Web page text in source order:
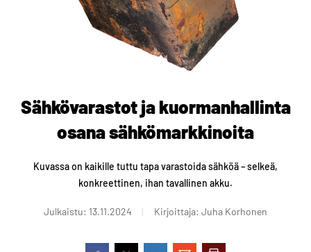
Sähkövarastot ja kuormanhallinta
osana sähkömarkkinoita
Kuvassa on kaikille tuttu tapa varastoida sähköä – selkeä,
konkreettinen, ihan tavallinen akku.
Julkaistu: 13.11.2024 Kirjoittaja: Juha Korhonen